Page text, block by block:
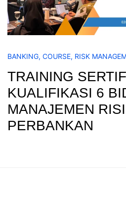
BANKING, COURSE, RISK
TRAINING
KUALIFIKASI 6
MANAJEMEN
PERBANKAN